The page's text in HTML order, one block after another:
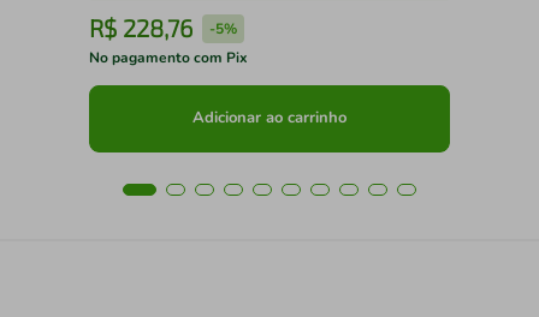
R$ 228,76 -5%
No pagamento com Pix
Adicionar ao carrinho